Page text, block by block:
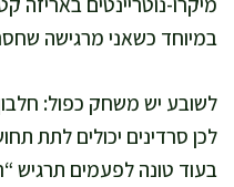
במיוחד כשאני מרגישה
לשובע יש משחק כפול:
לכן סרדינים יכולים לתת
בעוד טונה לפעמים תרגיש